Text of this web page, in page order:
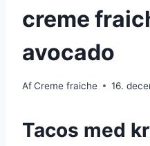
creme
avocado
AfCreme fraiche 16.
Tacos med